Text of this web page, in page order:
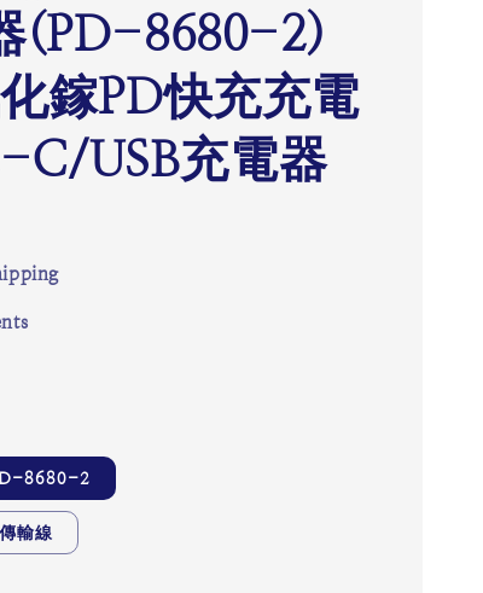
(PD-8680-2)
鎵PD快充充電
C/USB充電器
8680-2
輸線